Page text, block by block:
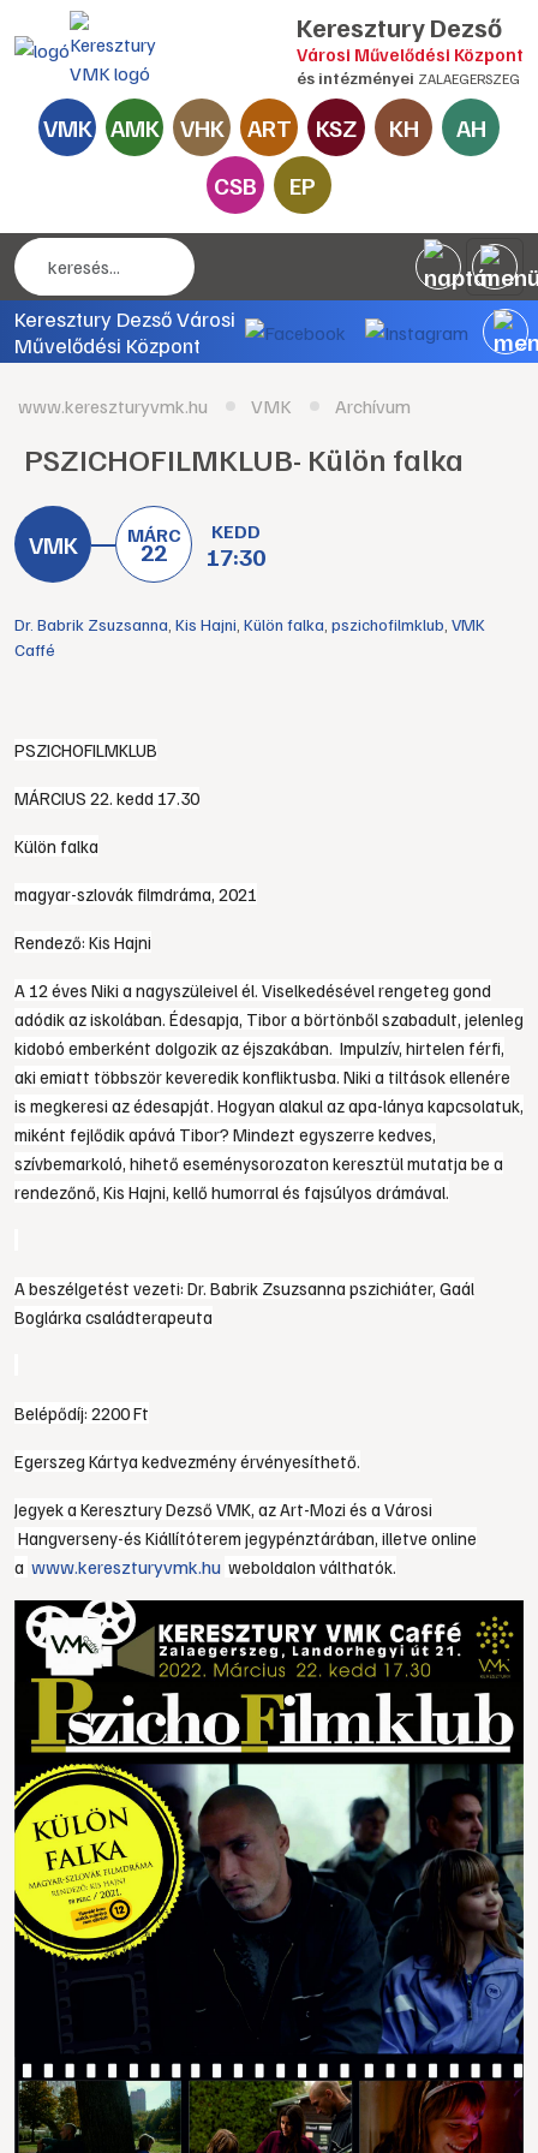
Keresztury Dezső
Városi Művelődési Központ
és intézményei ZALAEGERSZEG
VMK AMK VHK ART KSZ KH
AH
CSB
EP
Keresztury Dezső Városi
Művelődési Központ
www.kereszturyvmk.hu VMK Archívum
PSZICHOFILMKLUB- Külön falka
MÁRC
22
KEDD
17:30
Dr. Babrik Zsuzsanna Kis Hajni Külön falka pszichofilmklub VMK
Caffé
PSZICHOFILMKLUB
MÁRCIUS 22. kedd 17.30
Külön falka
magyar-szlovák filmdráma, 2021
Rendező: Kis Hajni
A 12 éves Niki a nagyszüleivel él. Viselkedésével rengeteg gond
adódik az iskolában. Édesapja, Tibor a börtönből szabadult, jelenleg
kidobó emberként dolgozik az éjszakában. Impulzív, hirtelen férfi,
aki emiatt többször keveredik konfliktusba. Niki a tiltások ellenére
is megkeresi az édesapját. Hogyan alakul az apa-lánya kapcsolatuk,
miként fejlődik apává Tibor? Mindezt egyszerre kedves,
szívbemarkoló, hihető eseménysorozaton keresztül mutatja be a
rendezőnő, Kis Hajni, kellő humorral és fajsúlyos drámával.
A beszélgetést vezeti: Dr. Babrik Zsuzsanna pszichiáter, Gaál
Boglárka családterapeuta
Belépődíj: 2200 Ft
Egerszeg Kártya kedvezmény érvényesíthető.
Jegyek a Keresztury Dezső VMK, az Art-Mozi és a Városi
Hangverseny-és Kiállítóterem jegypénztárában, illetve online
a www.kereszturyvmk.hu weboldalon válthatók.